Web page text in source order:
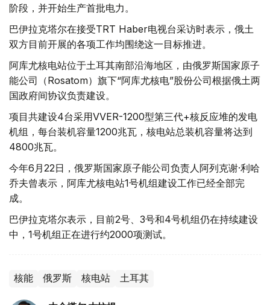
阶段，并开始生产首批电力。
巴伊拉克塔尔在接受TRT Haber电视台采访时表示，俄土
双方目前开展的各项工作均围绕这一目标推进。
阿库尤核电站位于土耳其南部沿海地区，由俄罗斯国家原子
能公司（Rosatom）旗下“阿库尤核电”股份公司根据俄土两
国政府间协议负责建设。
项目共建设4台采用VVER-1200型第三代+核反应堆的发电
机组，每台装机容量1200兆瓦，核电站总装机容量将达到
4800兆瓦。
今年6月22日，俄罗斯国家原子能公司负责人阿列克谢·利哈
乔夫曾表示，阿库尤核电站1号机组建设工作已经全部完
成。
巴伊拉克塔尔表示，目前2号、3号和4号机组仍在持续建设
中，1号机组正在进行约2000项测试。
核能 俄罗斯 核电站 土耳其